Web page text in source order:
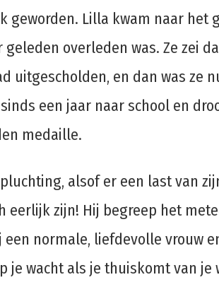
geworden. Lilla kwam naar het
overleden was. Ze zei
uitgescholden, en dan was ze
een jaar naar school en
medaille.
alsof er een last van
eerlijk zijn! Hij begreep het
normale, liefdevolle vrouw
je wacht als je thuiskomt van je